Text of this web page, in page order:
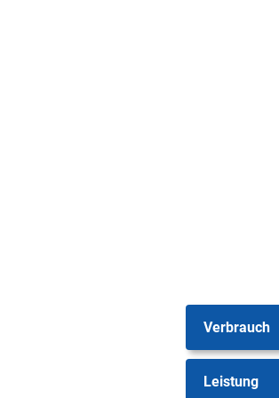
Verbrauch
Leistung